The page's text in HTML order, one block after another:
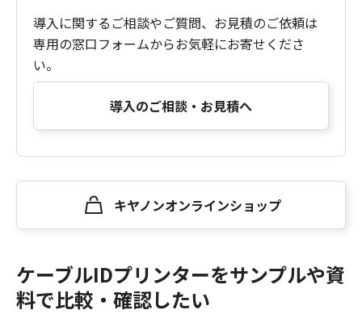
導入に関するご相談やご質問、お見積のご依頼は
専用の窓口フォームからお気軽にお寄せくださ
い。
導入のご相談・お見積へ
キヤノンオンラインショップ
ケーブルIDプリンターをサンプルや資
料で比較・確認したい